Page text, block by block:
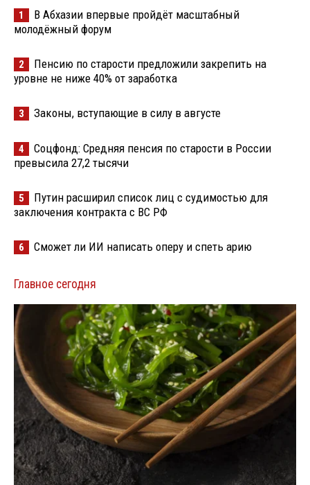
1
В Абхазии впервые пройдёт масштабный
молодёжный форум
2
Пенсию по старости предложили закрепить на
уровне не ниже 40% от заработка
3 Законы, вступающие в силу в августе
4
Соцфонд: Средняя пенсия по старости в России
превысила 27,2 тысячи
5
Путин расширил список лиц с судимостью для
заключения контракта с ВС РФ
6 Сможет ли ИИ написать оперу и спеть арию
Главное сегодня